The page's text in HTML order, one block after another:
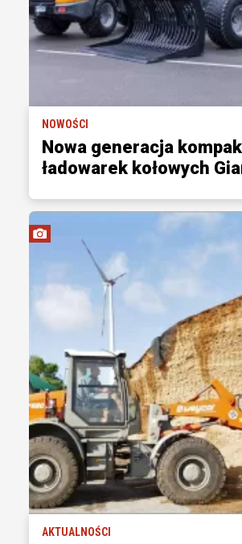
NOWOŚCI
Nowa generacja
ładowarek kołowych
AKTUALNOŚCI